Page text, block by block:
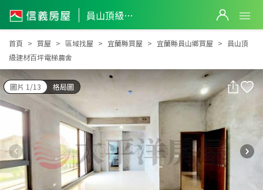
員山頂級建材百坪電梯農舍
員山頂級建材百坪電梯農舍
首頁 買屋 區域找屋 宜蘭縣買屋 宜蘭縣員山鄉買屋
員山頂
級建材百坪電梯農舍
圖片 1/13 格局圖